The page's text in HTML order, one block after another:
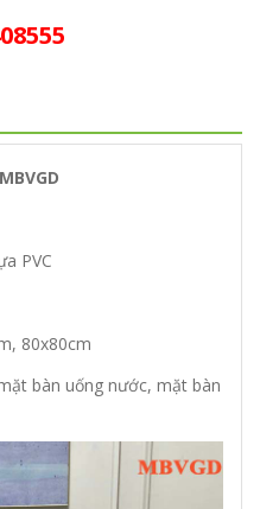
PVC
80x80cm
bàn uống nước, mặt bàn